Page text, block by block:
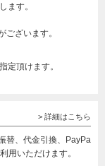
ます。
ざいます。
定頂けます。
> 詳細はこちら
替、代金引換、PayPa
用いただけます。